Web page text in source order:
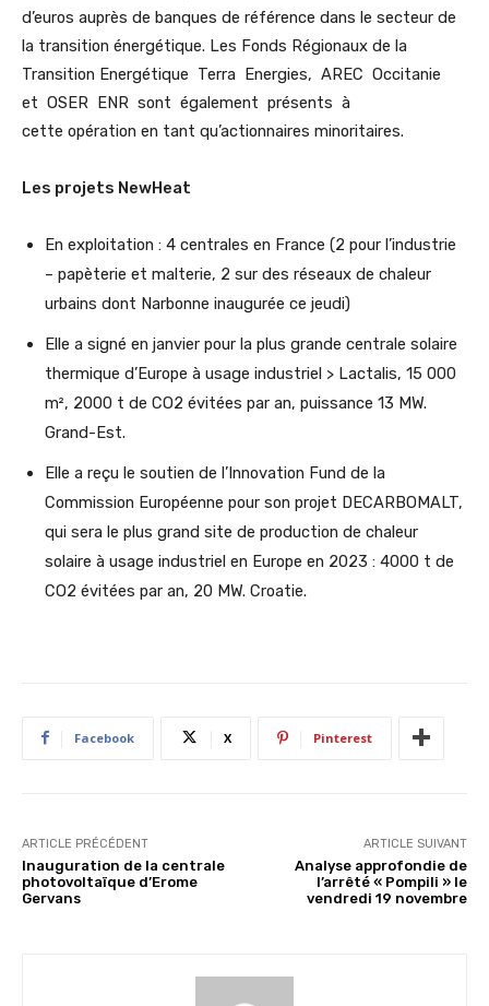
d’euros auprès de banques de référence dans le secteur de
la transition énergétique. Les Fonds Régionaux de la
Transition Energétique Terra Energies, AREC Occitanie
et OSER ENR sont également présents à
cette opération en tant qu’actionnaires minoritaires.
Les projets NewHeat
En exploitation : 4 centrales en France (2 pour l’industrie
– papèterie et malterie, 2 sur des réseaux de chaleur
urbains dont Narbonne inaugurée ce jeudi)
Elle a signé en janvier pour la plus grande centrale solaire
thermique d’Europe à usage industriel > Lactalis, 15 000
m², 2000 t de CO2 évitées par an, puissance 13 MW.
Grand-Est.
Elle a reçu le soutien de l’Innovation Fund de la
Commission Européenne pour son projet DECARBOMALT,
qui sera le plus grand site de production de chaleur
solaire à usage industriel en Europe en 2023 : 4000 t de
CO2 évitées par an, 20 MW. Croatie.
Facebook X Pinterest
ARTICLE PRÉCÉDENT
Inauguration de la centrale
photovoltaïque d’Erome
Gervans
ARTICLE SUIVANT
Analyse approfondie de
l’arrêté « Pompili » le
vendredi 19 novembre